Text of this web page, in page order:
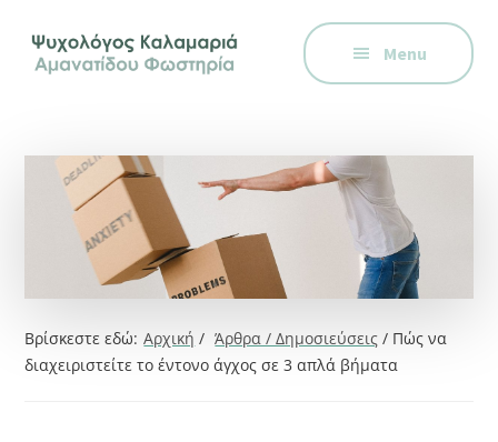
primary
footer
menu
Ψυχολόγος
στην
ειδικός
Γνωστική
Συμπεριφορική
Θεραπεία.
μέσω
Skype,
Menu
Βρίσκεστε εδώ: Αρχική / Άρθρα / Δημοσιεύσεις / Πώς να
διαχειριστείτε το έντονο άγχος σε 3 απλά βήματα